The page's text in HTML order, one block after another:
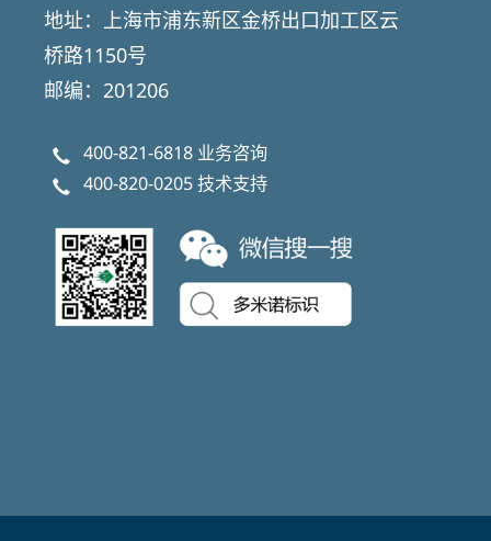
地址：上海市浦东新区金桥出口加工区云
桥路1150号
邮编：201206
400-821-6818 业务咨询
400-820-0205技术支持